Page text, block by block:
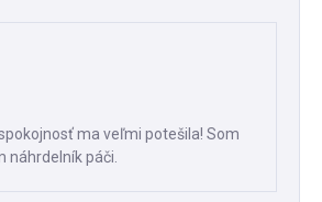
ma veľmi potešila! Som
náhrdelník páči.